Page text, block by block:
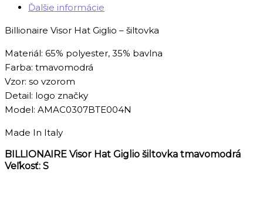
Ďalšie informácie
Billionaire Visor Hat Giglio – šiltovka
Materiál: 65% polyester, 35% bavlna
Farba: tmavomodrá
Vzor: so vzorom
Detail: logo značky
Model: AMAC0307BTE004N
Made In Italy
BILLIONAIRE Visor Hat Giglio šiltovka tmavomodrá
Veľkosť: S